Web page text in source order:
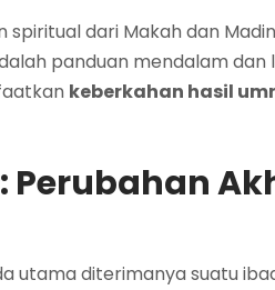
dari Makah dan
panduan mendalam
keberkahan hasil
Perubahan
utama diterimanya suatu